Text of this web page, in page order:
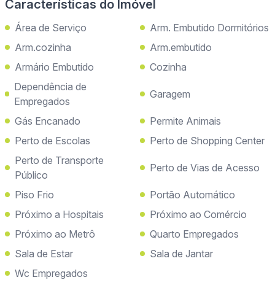
Características do Imóvel
Área de Serviço
Arm. Embutido Dormitórios
Arm.cozinha
Arm.embutido
Armário Embutido
Cozinha
Dependência de
Empregados
Garagem
Gás Encanado
Permite Animais
Perto de Escolas
Perto de Shopping Center
Perto de Transporte
Público
Perto de Vias de Acesso
Piso Frio
Portão Automático
Próximo a Hospitais
Próximo ao Comércio
Próximo ao Metrô
Quarto Empregados
Sala de Estar
Sala de Jantar
Wc Empregados